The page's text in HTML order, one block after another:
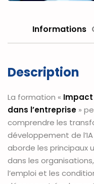
Informations
Description
La formation « Impact
dans l’entreprise »
comprendre les
développement de
aborde les principaux
dans les
l’emploi et les